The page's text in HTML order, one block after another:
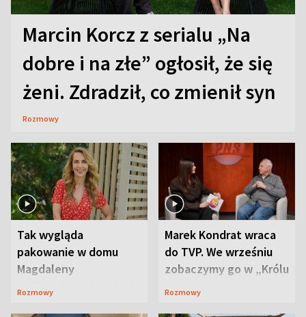
Marcin Korcz z serialu „Na
dobre i na złe” ogłosił, że się
żeni. Zdradził, co zmienił syn
Rozmowy
Tak wygląda
pakowanie w domu
Magdaleny
Waligórskiej-Lisieckiej.
Rozmowy
Marek Kondrat wraca
do TVP. We wrześniu
zobaczymy go w „Królu
Maciusiu I”
Rozmowy